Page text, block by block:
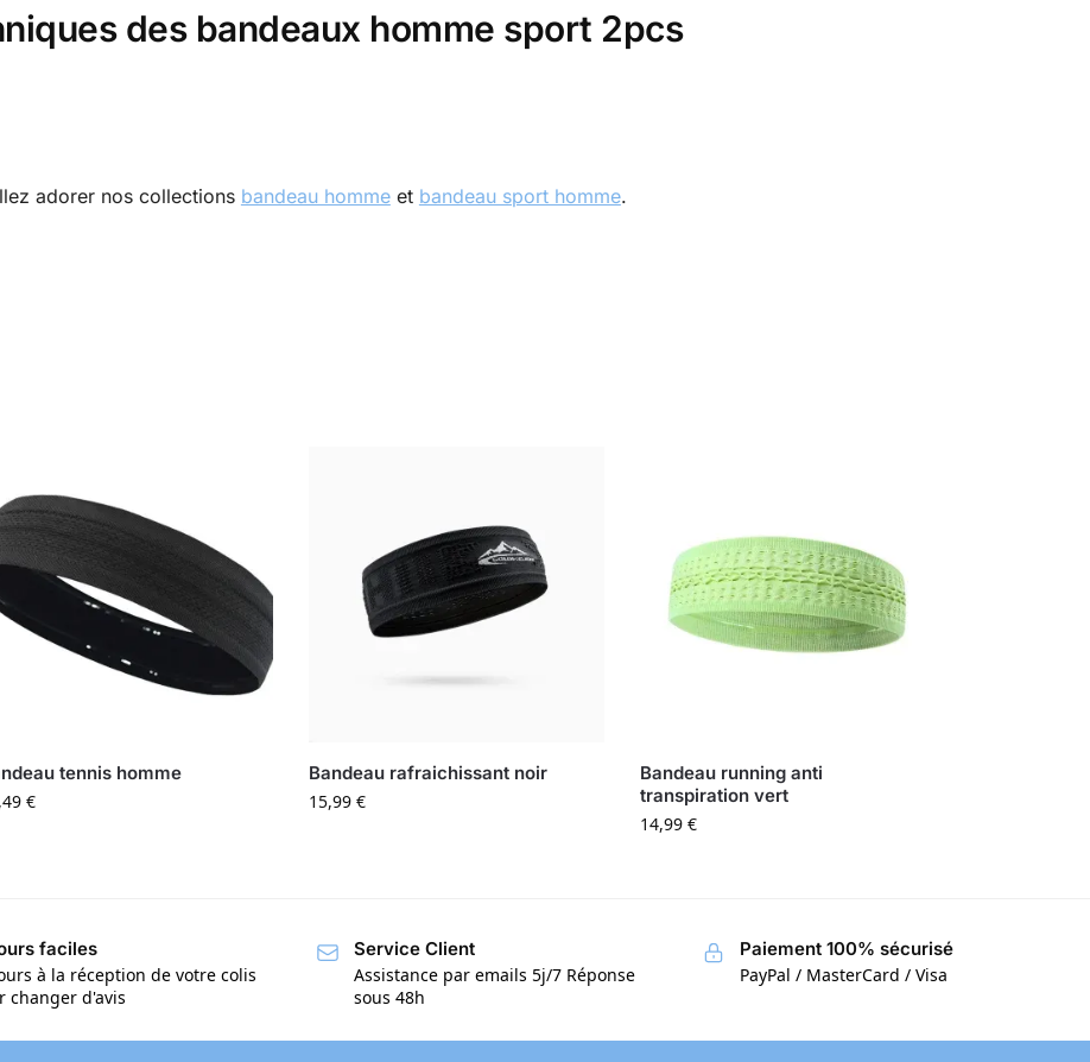
des bandeaux homme sport 2pcs
adorer nos collections bandeau hommeet bandeau sport homme.
tennis homme
€
Bandeau rafraichissant noir
15,99€
Bandeau running anti
transpiration vert
14,99€
faciles
à la réception de votre colis
changer d'avis
Service Client
Assistance par emails 5j/7 Réponse
sous 48h
Paiement 100% sécurisé
PayPal / MasterCard / Visa